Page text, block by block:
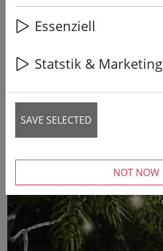
‹
Essenziell
Statstik & Marketing
SAVE SELECTED
NOT NOW